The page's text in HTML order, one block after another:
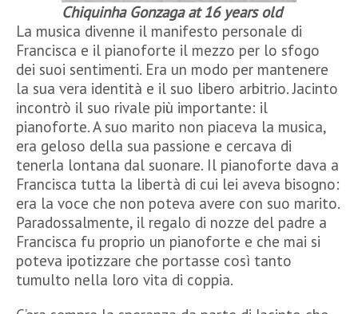
Chiquinha Gonzaga at 16 years old
La musica divenne il manifesto personale di
Francisca e il pianoforte il mezzo per lo sfogo
dei suoi sentimenti. Era un modo per mantenere
la sua vera identità e il suo libero arbitrio. Jacinto
incontrò il suo rivale più importante: il
pianoforte. A suo marito non piaceva la musica,
era geloso della sua passione e cercava di
tenerla lontana dal suonare. Il pianoforte dava a
Francisca tutta la libertà di cui lei aveva bisogno:
era la voce che non poteva avere con suo marito.
Paradossalmente, il regalo di nozze del padre a
Francisca fu proprio un pianoforte e che mai si
poteva ipotizzare che portasse così tanto
tumulto nella loro vita di coppia.